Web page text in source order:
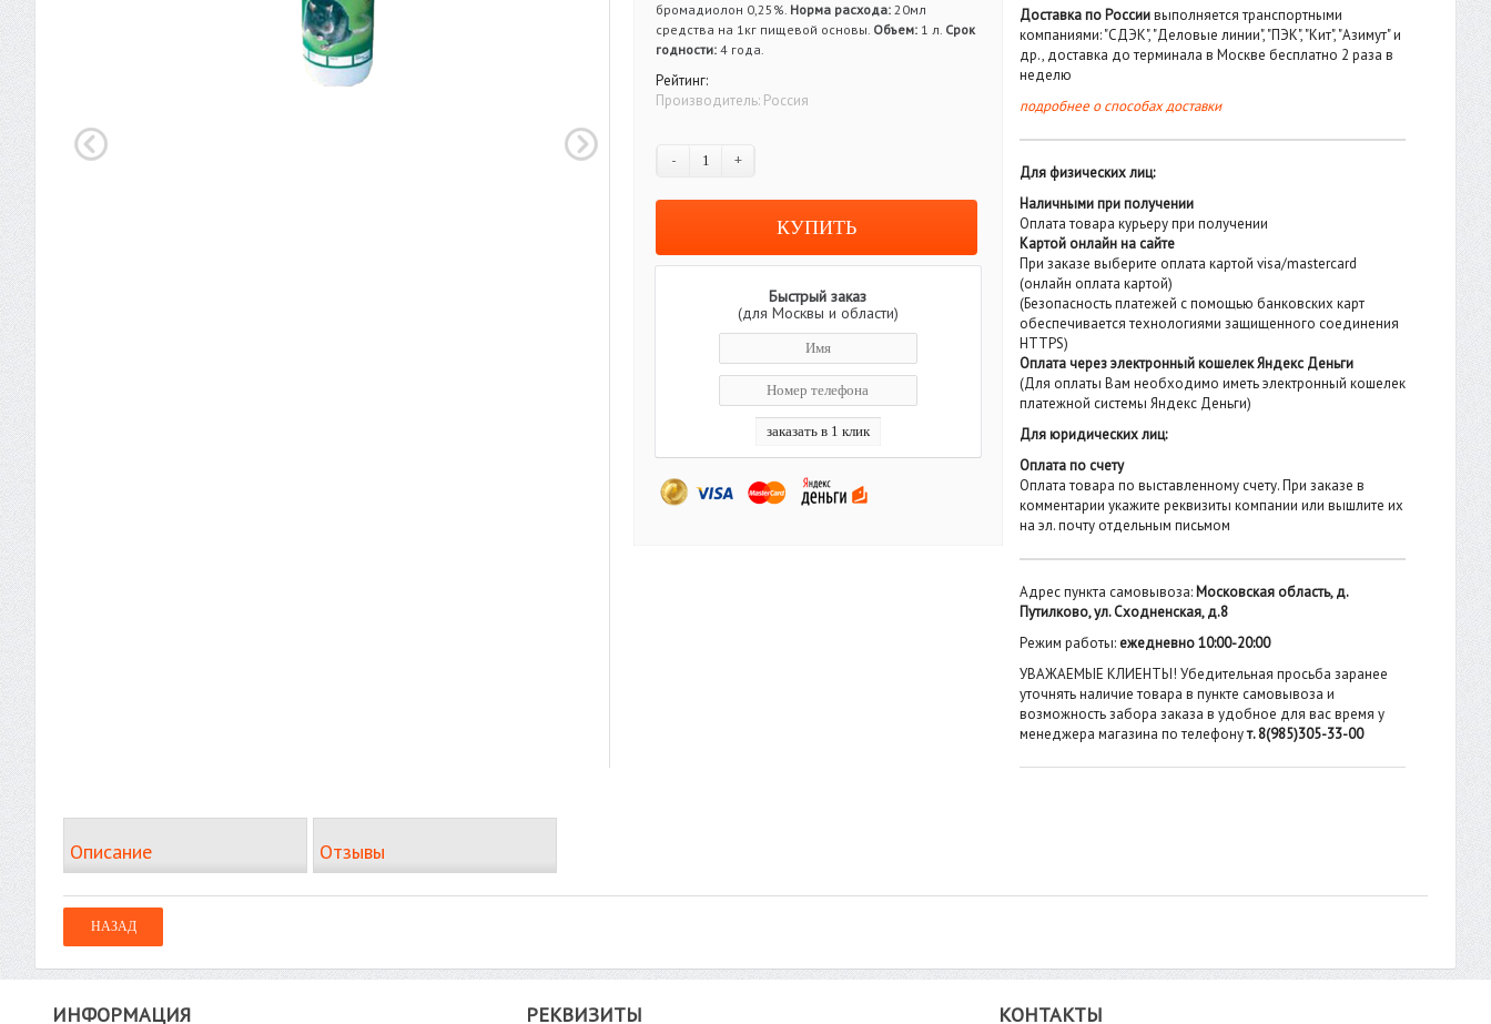
бромадиолон 0,25%. Норма расхода: 20мл
средства на 1кг пищевой основы. Объем: 1 л. Срок
годности: 4 года.
Рейтинг:
Производитель: Россия
- +
Быстрый заказ
(для Москвы и области)
Доставка по Россиивыполняется транспортными
компаниями: "СДЭК", "Деловые линии", "ПЭК", "Кит", "Азимут" и
др., доставка до терминала в Москве бесплатно 2 раза в
неделю
подробнее о способах доставки
Для физических лиц:
Наличными при получении
Оплата товара курьеру при получении
Картой онлайн на сайте
При заказе выберите оплата картой visa/mastercard
(онлайн оплата картой)
(Безопасность платежей с помощью банковских карт
обеспечивается технологиями защищенного соединения
HTTPS)
Оплата через электронный кошелек Яндекс Деньги
(Для оплаты Вам необходимо иметь электронный кошелек
платежной системы Яндекс Деньги)
Для юридических лиц:
Оплата по счету
Оплата товара по выставленному счету. При заказе в
комментарии укажите реквизиты компании или вышлите их
на эл. почту отдельным письмом
Адрес пункта самовывоза: Московская область, д.
Путилково, ул. Сходненская, д.8
Режим работы: ежедневно 10:00-20:00
УВАЖАЕМЫЕ КЛИЕНТЫ! Убедительная просьба заранее
уточнять наличие товара в пункте самовывоза и
возможность забора заказа в удобное для вас время у
менеджера магазина по телефонут. 8(985)305-33-00
Описание Отзывы
ИНФОРМАЦИЯ РЕКВИЗИТЫ КОНТАКТЫ